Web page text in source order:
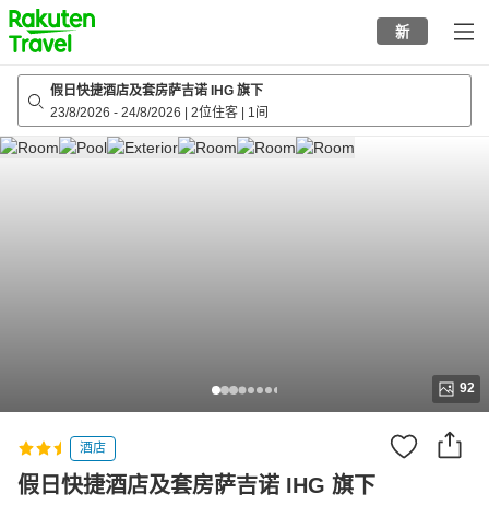
to
top
page
新
假日快捷酒店及套房萨吉诺 IHG 旗下
23/8/2026 - 24/8/2026 2位住客 1间
92
酒店
假日快捷酒店及套房萨吉诺 IHG 旗下